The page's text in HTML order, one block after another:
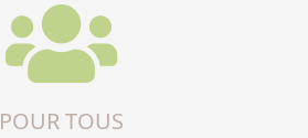
POUR TOUS